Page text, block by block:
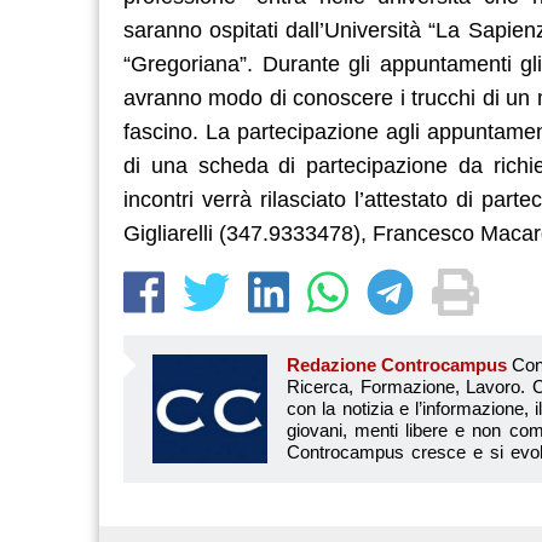
saranno ospitati dall’Università “La
“Gregoriana”. Durante gli appuntamenti
avranno modo di conoscere i trucchi di
fascino. La partecipazione agli
di una scheda di partecipazione da
incontri verrà rilasciato l’attestato di
Gigliarelli (347.9333478), Francesco
Redazione Controcampus Controcampus è Il magazine più letto dai giovani su: Scuola, Università, Ricerca, Formazione, Lavoro. Controcampus nasce nell’ottobre 2001 con la missione di affiancare con la notizia e l’informazione, il mondo dell’istruzione e dell’università. Il suo cuore pulsante sono i giovani, menti libere e non compromesse da nessun interesse di parte. Il progetto è ambizioso e Controcampus cresce e si evolve arricchendo il proprio staff con nuovi giovani vogliosi di